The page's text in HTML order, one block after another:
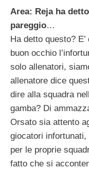
Area: Reja ha
pareggio…
Ha detto questo?
buon occhio
solo allenatori,
allenatore dice
dire alla squadra
gamba? Di
Orsato sia attento
giocatori
per le proprie
fatto che si